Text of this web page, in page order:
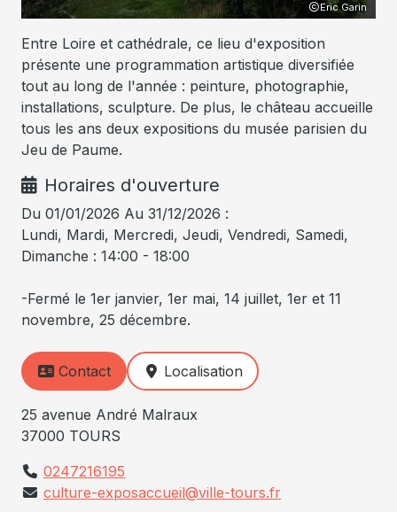
Eric Garin
Entre Loire et cathédrale, ce lieu d'exposition
présente une programmation artistique diversifiée
tout au long de l'année : peinture, photographie,
installations, sculpture. De plus, le château accueille
tous les ans deux expositions du musée parisien du
Jeu de Paume.
Horaires d'ouverture
Du 01/01/2026 Au 31/12/2026 :
Lundi, Mardi, Mercredi, Jeudi, Vendredi, Samedi,
Dimanche : 14:00 - 18:00
-Fermé le 1er janvier, 1er mai, 14 juillet, 1er et 11
novembre, 25 décembre.
Contact Localisation
25 avenue André Malraux
37000 TOURS
0247216195
culture-exposaccueil@ville-tours.fr